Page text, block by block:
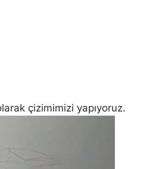
çizimimizi yapıyoruz.